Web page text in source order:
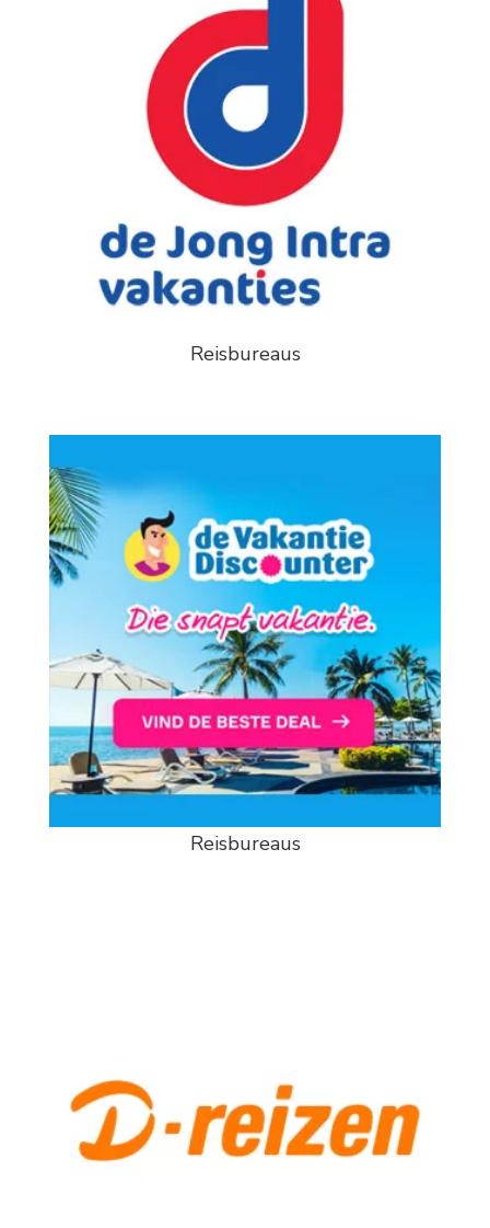
Reisbureaus
Reisbureaus